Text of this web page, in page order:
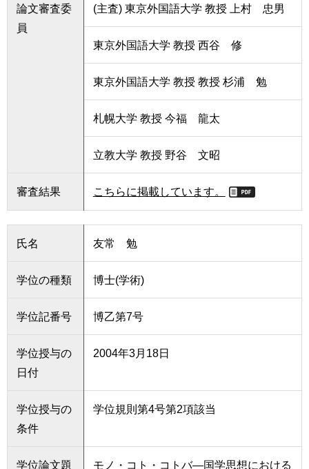
論文審査委
員
(主査) 東京外国語大学 教授 上村 忠男
東京外国語大学 教授 西谷 修
東京外国語大学 教授 教授 杉浦 勉
札幌大学 教授 今福 龍太
立教大学 教授 野谷 文昭
審査結果 こちらに掲載しています。
氏名 友常 勉
学位の種類 博士(学術)
学位記番号 博乙第7号
学位授与の
日付
2004年3月18日
学位授与の
条件
学位規則第4号第2項該当
学位論文題
モノ・コト・コトバ―国学思想における